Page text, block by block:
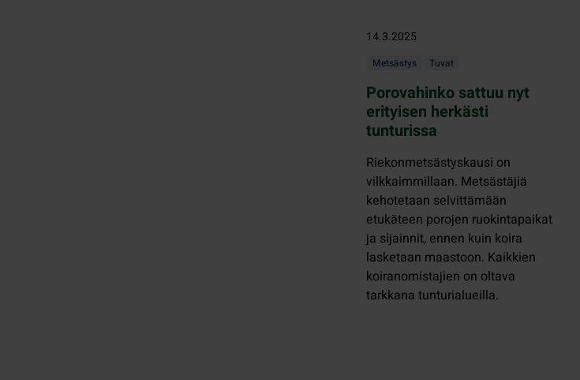
14.3.2025
Metsästys Tuvat
Porovahinko sattuu nyt
erityisen herkästi
tunturissa
Riekonmetsästyskausi on
vilkkaimmillaan. Metsästäjiä
kehotetaan selvittämään
etukäteen porojen ruokintapaikat
ja sijainnit, ennen kuin koira
lasketaan maastoon. Kaikkien
koiranomistajien on oltava
tarkkana tunturialueilla.